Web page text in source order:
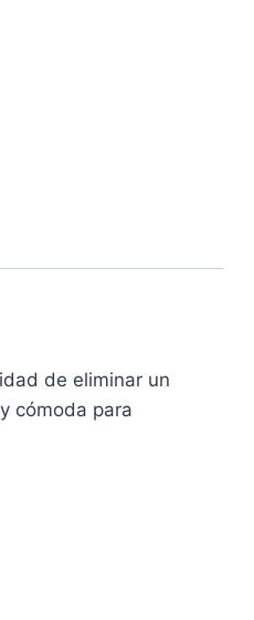
de eliminar un
cómoda para